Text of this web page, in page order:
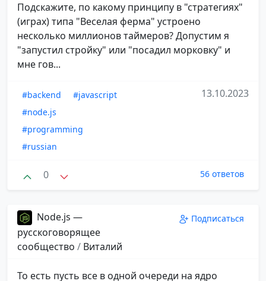
Подскажите, по какому принципу в "стратегиях"
(играх) типа "Веселая ферма" устроено
несколько миллионов таймеров? Допустим я
"запустил стройку" или "посадил морковку" и
мне гов...
#backend
#javascript
#node.js
#programming
#russian
13.10.2023
0 56 ответов
Node.js —
русскоговорящее
сообщество / Виталий
Подписаться
То есть пусть все в одной очереди на ядро